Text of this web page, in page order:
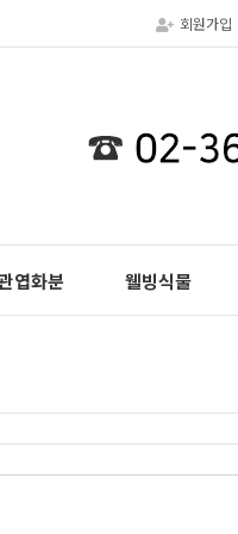
회원가입
엽화분 웰빙식물